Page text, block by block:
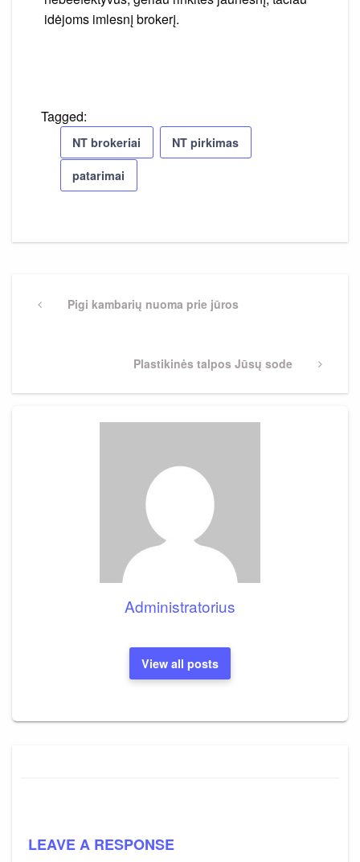
idėjoms imlesnį brokerį.
Tagged:
NT brokeriai NT pirkimas
patarimai
tarpPreviousPigi kambarių nuoma prie jūros
Next
Plastikinės talpos Jūsų sode
Administratorius
View all posts
LEAVE A RESPONSE